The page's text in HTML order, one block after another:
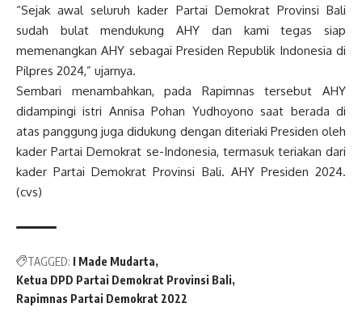
“Sejak awal seluruh kader Partai Demokrat Provinsi Bali
sudah bulat mendukung AHY dan kami tegas siap
memenangkan AHY sebagai Presiden Republik Indonesia di
Pilpres 2024,” ujarnya.
Sembari menambahkan, pada Rapimnas tersebut AHY
didampingi istri Annisa Pohan Yudhoyono saat berada di
atas panggung juga didukung dengan diteriaki Presiden oleh
kader Partai Demokrat se-Indonesia, termasuk teriakan dari
kader Partai Demokrat Provinsi Bali. AHY Presiden 2024.
(cvs)
TAGGED: I Made Mudarta
Ketua DPD Partai Demokrat Provinsi Bali
Rapimnas Partai Demokrat 2022